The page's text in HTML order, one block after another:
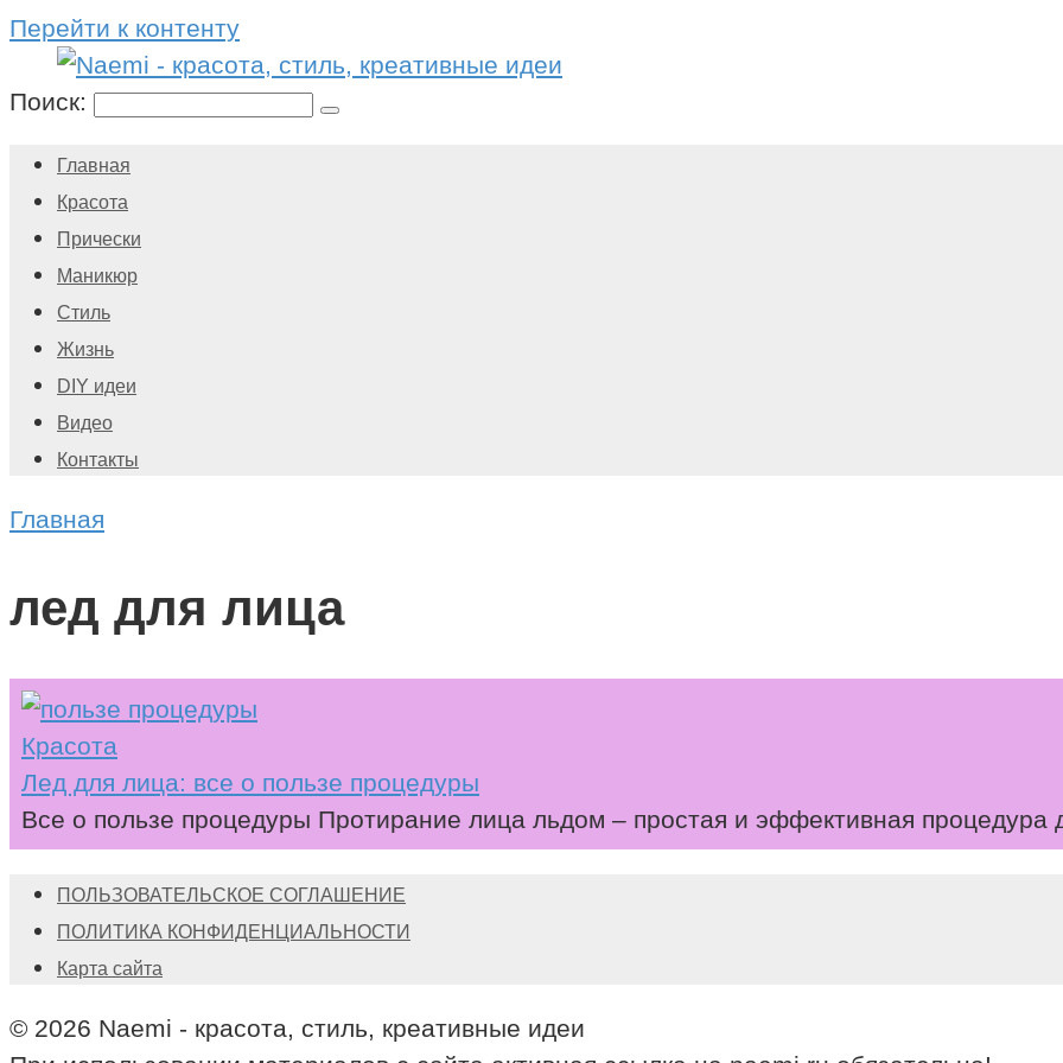
Перейти к контенту
Поиск:
Главная
Красота
Прически
Маникюр
Стиль
Жизнь
DIY идеи
Видео
Контакты
Главная
лед для лица
Красота
Лед для лица: все о пользе процедуры
Все о пользе процедуры Протирание лица льдом – простая и эффективная процедура
ПОЛЬЗОВАТЕЛЬСКОЕ СОГЛАШЕНИЕ
ПОЛИТИКА КОНФИДЕНЦИАЛЬНОСТИ
Карта сайта
© 2026 Naemi - красота, стиль, креативные идеи